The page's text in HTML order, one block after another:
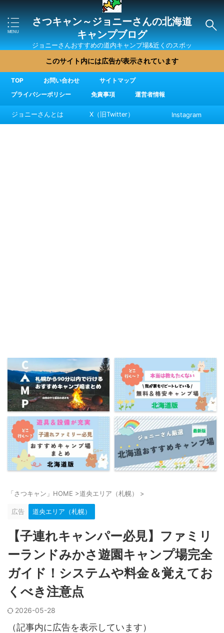
さつキャン～ジョニーさんの北海道
キャンプブログ
ジョニーさんおすすめの道内キャンプ場&近くのスポッ
ト・直売所・グルメを紹介
このサイト内には広告が表示されています
TOP お問い合わせ
サイトマップ
プライバシーポリシー
免責事項 運営者情報
ジョニーさんとは X（旧Twitter） Instagram
「さつキャン」HOME >道央エリア（札幌） >
広告 道央エリア（札幌）
【子連れキャンパー必見】ファミリ
ーランドみかさ遊園キャンプ場完全
ガイド！システムや料金＆覚えてお
くべき注意点
2026-05-28
（記事内に広告を表示しています）